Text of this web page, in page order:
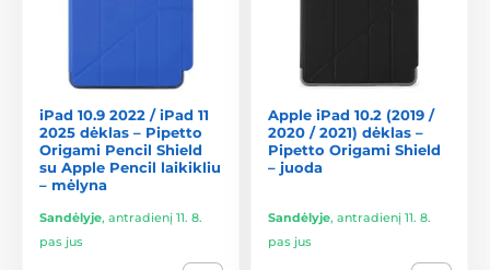
iPad 10.9 2022 / iPad 11
2025 dėklas – Pipetto
Origami Pencil Shield
su Apple Pencil laikikliu
– mėlyna
Sandėlyje, antradienį 11. 8.
pas jus
Apple iPad 10.2 (2019 /
2020 / 2021) dėklas –
Pipetto Origami Shield
– juoda
Sandėlyje, antradienį 11. 8.
pas jus